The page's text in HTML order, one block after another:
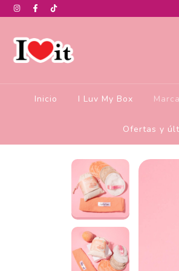
de descuento en la colección de Glamlite
Inicio I Luv My Box
Ofertas y